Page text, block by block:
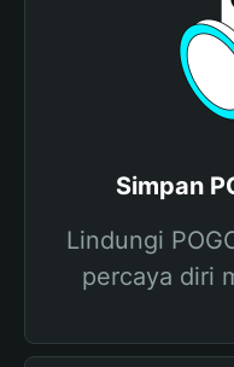
Simpan
Lindungi
percaya diri